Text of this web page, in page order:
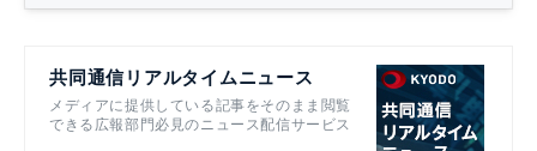
共同通信リアルタイムニュース
メディアに提供している記事をそのまま閲覧
できる広報部門必見のニュース配信サービス